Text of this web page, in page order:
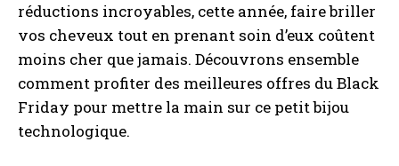
réductions incroyables, cette année, faire briller
vos cheveux tout en prenant soin d’eux coûtent
moins cher que jamais. Découvrons ensemble
comment profiter des meilleures offres du Black
Friday pour mettre la main sur ce petit bijou
technologique.